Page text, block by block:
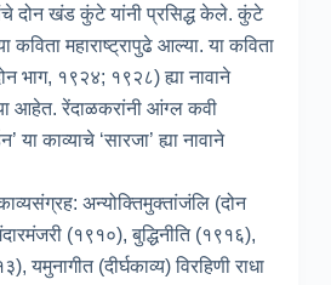
दोन खंड कुंटे यांनी प्रसिद्ध केले. कुंटे
कविता महाराष्ट्रापुढे आल्या. या कविता
भाग, १९२४; १९२८) ह्या नावाने
आहेत. रेंदाळकरांनी आंग्ल कवी
या काव्याचे ‘सारजा’ ह्या नावाने
अन्योक्तिमुक्तांजंलि (दोन
(१९१०), बुद्धिनीति (१९१६),
यमुनागीत (दीर्घकाव्य) विरहिणी राधा